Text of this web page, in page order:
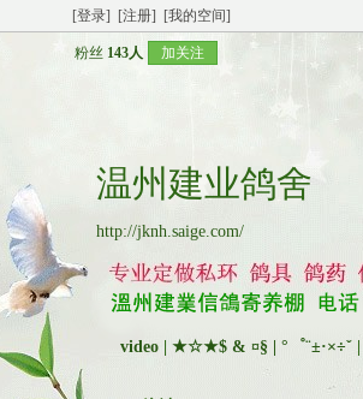
[登录] [注册] [我的空间]
粉丝 143人 加关注
温州建业鸽舍
http://jknh.saige.com/
video ★☆★$ & ¤§ | °゜¨±·×÷ˇ